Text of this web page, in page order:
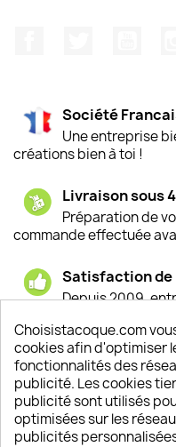
Société
Une entreprise
créations bien à toi !
Livraison sous
Préparation de
commande effectuée
Satisfaction de
Depuis 2009,
Un SAV à votre
Notre SAV est
Choisistacoque.com
cookies afin d'optimiser
fonctionnalités des
publicité. Les cookies
publicité sont utilisés
optimisées sur les
publicités